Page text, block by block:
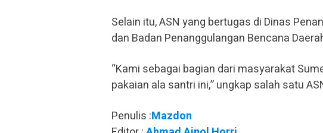
Selain itu, ASN yang bertugas di Dinas
dan Badan Penanggulangan Bencana
“Kami sebagai bagian dari masyarakat
pakaian ala santri ini,” ungkap salah satu
Penulis :Mazdon